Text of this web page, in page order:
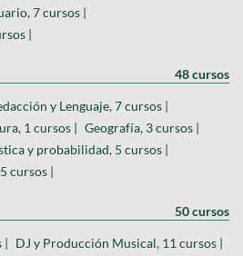
7 cursos |
|
48 cursos
y Lenguaje, 7 cursos |
1 cursos | Geografía, 3 cursos |
y probabilidad, 5 cursos |
cursos |
50 cursos
| DJ y Producción Musical, 11 cursos |